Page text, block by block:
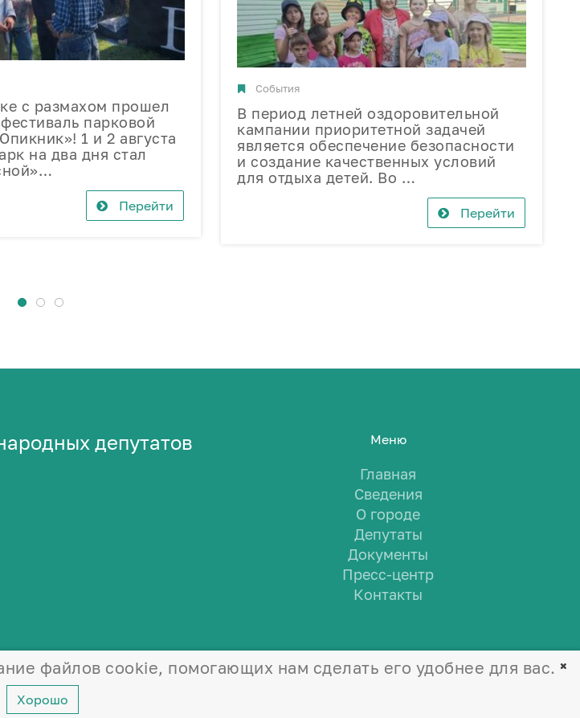
с размахом прошел
парковой
1 и 2 августа
на два дня стал
Перейти
События
В период летней оздоровительной
кампании приоритетной задачей
является обеспечение безопасности
и создание качественных условий
для отдыха детей. Во …
Перейти
файлов cookie, помогающих нам сделать его удобнее для вас.
Хорошо
депутатов Меню
Главная
Сведения
О городе
Депутаты
Документы
Пресс-центр
Контакты
©2026